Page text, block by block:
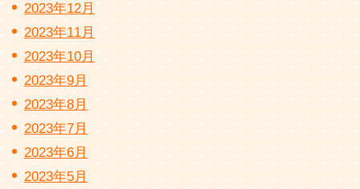
2023年12月
2023年11月
2023年10月
2023年9月
2023年8月
2023年7月
2023年6月
2023年5月